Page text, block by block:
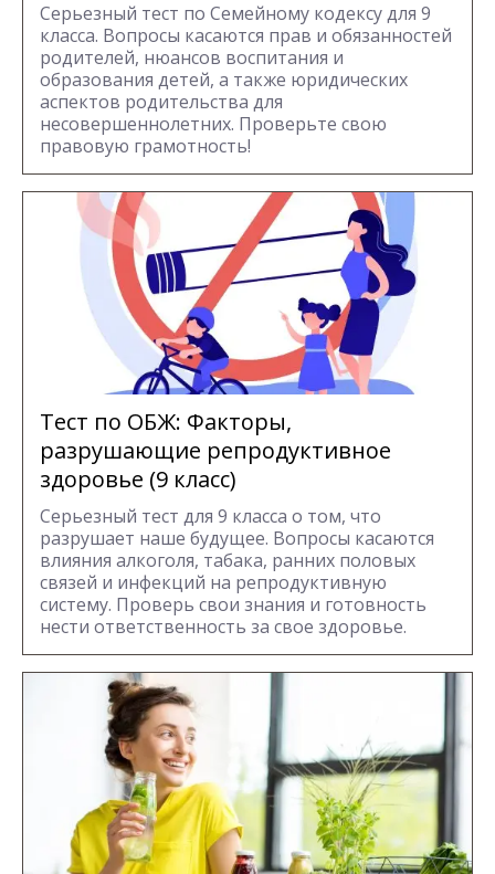
Серьезный тест по Семейному кодексу для 9
класса. Вопросы касаются прав и обязанностей
родителей, нюансов воспитания и
образования детей, а также юридических
аспектов родительства для
несовершеннолетних. Проверьте свою
правовую грамотность!
Тест по ОБЖ: Факторы,
разрушающие репродуктивное
здоровье (9 класс)
Серьезный тест для 9 класса о том, что
разрушает наше будущее. Вопросы касаются
влияния алкоголя, табака, ранних половых
связей и инфекций на репродуктивную
систему. Проверь свои знания и готовность
нести ответственность за свое здоровье.